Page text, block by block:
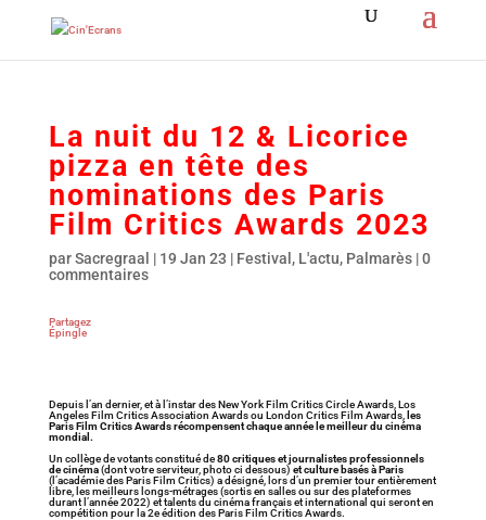
La nuit du 12 & Licorice
pizza en tête des
nominations des Paris
Film Critics Awards 2023
parSacregraal | 19 Jan 23 | Festival , L'actu, Palmarès|0
commentaires
Partagez
Épingle
Depuis l’an dernier, et à l’instar des New York Film Critics Circle Awards, Los
Angeles Film Critics Association Awards ou London Critics Film Awards,
les
Paris Film Critics Awards récompensent chaque année le meilleur du cinéma
mondial.
Un collège de votants constitué de80 critiques et journalistes professionnels
de cinéma(dont votre serviteur, photo ci dessous) et culture basés à Paris
(l’académie des Paris Film Critics) a désigné, lors d’un premier tour entièrement
libre, les meilleurs longs-métrages (sortis en salles ou sur des plateformes
durant l’année 2022) et talents du cinéma français et international qui seront en
compétition pour la 2e édition des Paris Film Critics Awards.